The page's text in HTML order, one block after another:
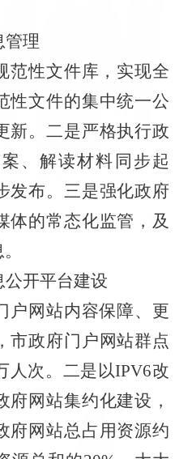
管理
范性文件库，实现全
性文件的集中统一公
新。二是严格执行政
、解读材料同步起
发布。三是强化政府
体的常态化监管，及
公开平台建设
户网站内容保障、更
市政府门户网站群点
人次。二是以IPV6改
网站集约化建设，
府网站总占用资源约